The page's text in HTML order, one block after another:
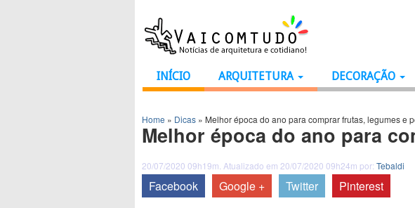
INÍCIO ARQUITETURA DECORAÇÃO
Home » Dicas » Melhor época do ano para comprar frutas, legumes e
Melhor época do ano para
20/07/2020 09h19m. Atualizado em 20/07/2020 09h24m por: Tebaldi
Facebook Google + Twitter
Pinterest